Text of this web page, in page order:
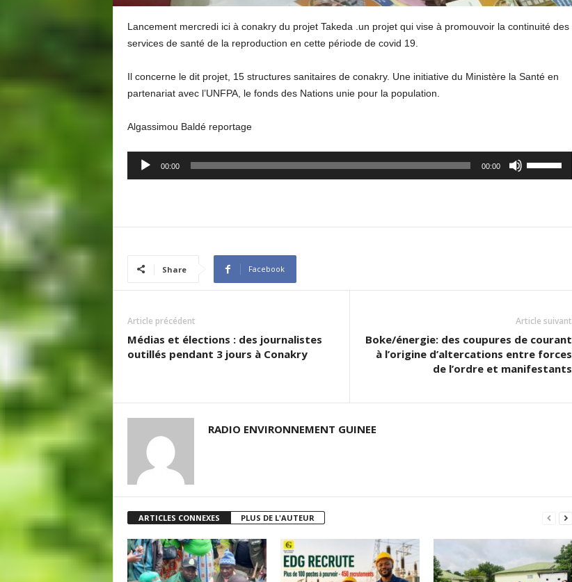
Lancement mercredi ici à conakry du projet Takeda .un projet qui vise à promouvoir la continuité des
services de santé de la reproduction en cette période de covid 19.
Il concerne le dit projet, 15 structures sanitaires de conakry. Une initiative du Ministère la Santé en
partenariat avec l’UNFPA, le fonds des Nations unie pour la population.
Algassimou Baldé reportage
Audio
00:00 00:00
to
volume.
Share Facebook
Article précédent
Médias et élections : des journalistes
outillés pendant 3 jours à Conakry
Article suivant
Boke/énergie: des coupures de courant
à l’origine d’altercations entre forces
de l’ordre et manifestants
RADIO ENVIRONNEMENT GUINEE
ARTICLES CONNEXES PLUS DE L'AUTEUR